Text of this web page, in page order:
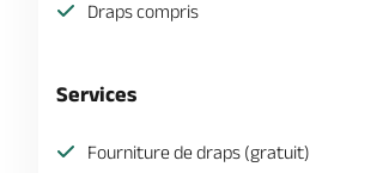
Draps compris
Services
Fourniture de draps (gratuit)